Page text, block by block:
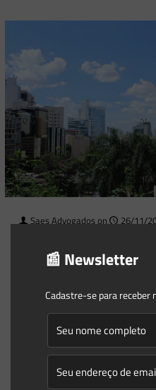
Saes Advogadoson 26/11/
De vilão a aliado: A
do Licenciamento
O licenciamento ambiental é o
administrativo destinado a
empreendimentos utilizadores de
efetiva ou potencialmente
degradação[…]
📰 Newsletter
Cadastre-se para receber